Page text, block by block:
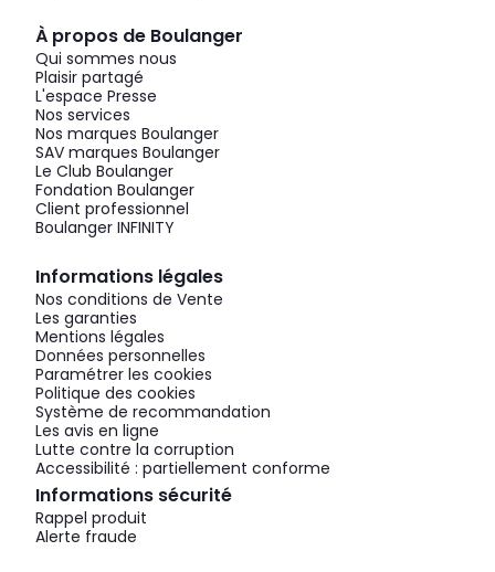
À propos de Boulanger
Qui sommes nous
Plaisir partagé
L'espace Presse
Nos services
Nos marques Boulanger
SAV marques Boulanger
Le Club Boulanger
Fondation Boulanger
Client professionnel
Boulanger INFINITY
Informations légales
Nos conditions de Vente
Les garanties
Mentions légales
Données personnelles
Paramétrer les cookies
Politique des cookies
Système de recommandation
Les avis en ligne
Lutte contre la corruption
Accessibilité : partiellement conforme
Informations sécurité
Rappel produit
Alerte fraude